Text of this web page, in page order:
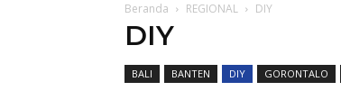
Beranda REGIONAL DIY
DIY
BALI BANTEN DIY GORONTALO